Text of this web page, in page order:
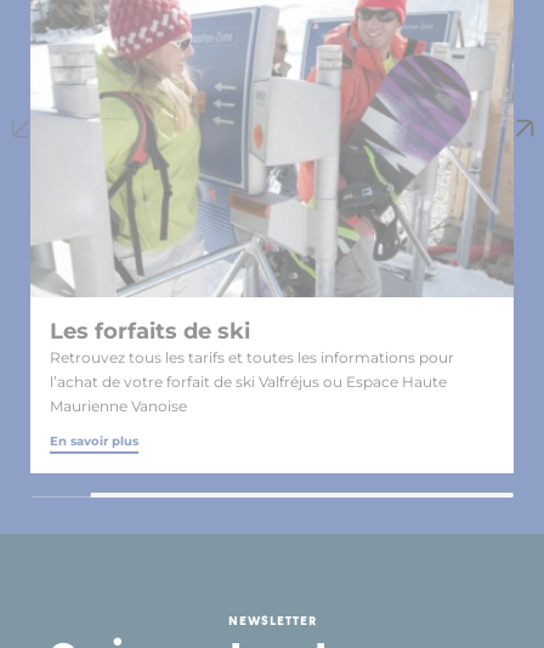
Les forfaits de ski
Retrouvez tous les tarifs et toutes les informations pour
l’achat de votre forfait de ski Valfréjus ou Espace Haute
Maurienne Vanoise
En savoir plus
NEWSLETTER